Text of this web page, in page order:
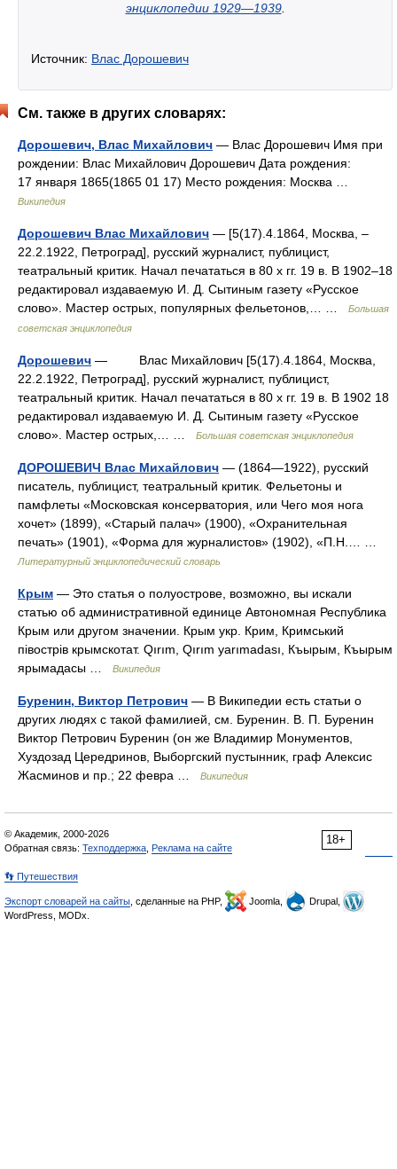
энциклопедии 1929—1939.
Источник: Влас Дорошевич
См. также в других словарях:
Дорошевич, Влас Михайлович — Влас Дорошевич Имя при
рождении: Влас Михайлович Дорошевич Дата рождения:
17 января 1865(1865 01 17) Место рождения: Москва …
Википедия
Дорошевич Влас Михайлович — [5(17).4.1864, Москва, ‒
22.2.1922, Петроград], русский журналист, публицист,
театральный критик. Начал печататься в 80 х гг. 19 в. В 1902‒18
редактировал издаваемую И. Д. Сытиным газету «Русское
слово». Мастер острых, популярных фельетонов,… …
Большая
советская энциклопедия
Дорошевич — Влас Михайлович [5(17).4.1864, Москва,
22.2.1922, Петроград], русский журналист, публицист,
театральный критик. Начал печататься в 80 х гг. 19 в. В 1902 18
редактировал издаваемую И. Д. Сытиным газету «Русское
слово». Мастер острых,… …
Большая советская энциклопедия
ДОРОШЕВИЧ Влас Михайлович — (1864—1922), русский
писатель, публицист, театральный критик. Фельетоны и
памфлеты «Московская консерватория, или Чего моя нога
хочет» (1899), «Старый палач» (1900), «Охранительная
печать» (1901), «Форма для журналистов» (1902), «П.Н.… …
Литературный энциклопедический словарь
Крым — Это статья о полуострове, возможно, вы искали
статью об административной единице Автономная Республика
Крым или другом значении. Крым укр. Крим, Кримський
півострів крымскотат. Qırım, Qırım yarımadası, Къырым, Къырым
ярымадасы …
Википедия
Буренин, Виктор Петрович — В Википедии есть статьи о
других людях с такой фамилией, см. Буренин. В. П. Буренин
Виктор Петрович Буренин (он же Владимир Монументов,
Хуздозад Цередринов, Выборгский пустынник, граф Алексис
Жасминов и пр.; 22 февра …
Википедия
18+
© Академик, 2000-2026
Обратная связь: Техподдержка Реклама на сайте
👣 Путешествия
Экспорт словарей на сайты , сделанные на PHP, Joomla,
Drupal,
WordPress, MODx.